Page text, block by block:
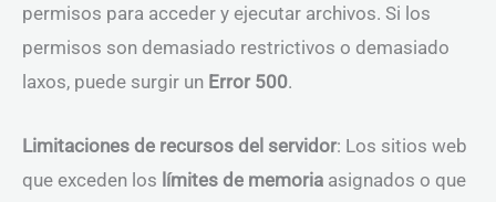
permisos para acceder y ejecutar archivos. Si los
permisos son demasiado restrictivos o demasiado
laxos, puede surgir un Error 500.
Limitaciones de recursos del servidor: Los sitios web
que exceden los límites de memoria asignados o que